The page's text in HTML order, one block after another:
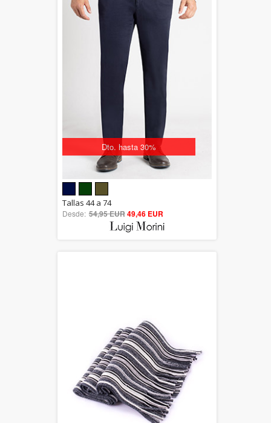
Dto. hasta 30%
out of 5
Tallas 44 a 74
Desde: 54,95 EUR49,46 EUR